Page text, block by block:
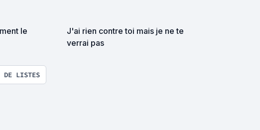
le
J'ai rien contre toi mais je ne te
verrai pas
DE LISTES